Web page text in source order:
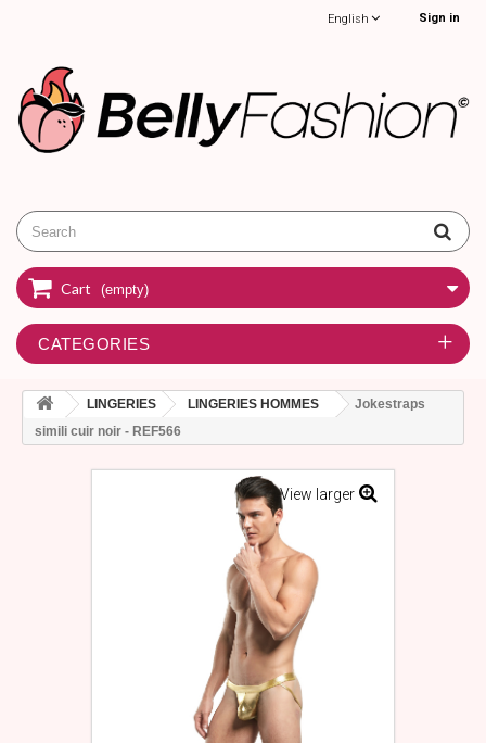
Sign in
English
Cart (empty)
CATEGORIES
LINGERIES LINGERIES HOMMES
Jokestraps
simili cuir noir - REF566
View larger